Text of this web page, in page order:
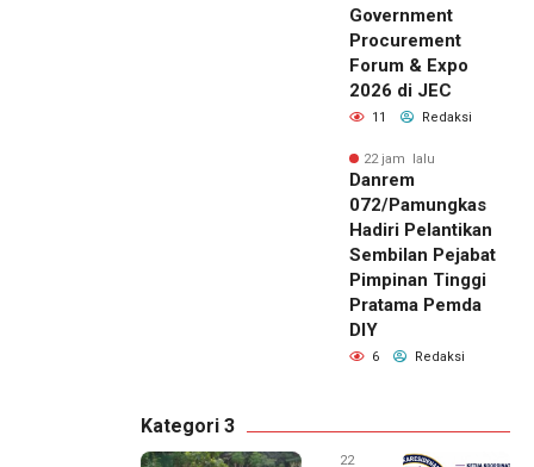
Government
Procurement
Forum & Expo
2026 di JEC
11 Redaksi
22 jam lalu
Danrem
072/Pamungkas
Hadiri Pelantikan
Sembilan Pejabat
Pimpinan Tinggi
Pratama Pemda
DIY
6 Redaksi
Kategori 3
22